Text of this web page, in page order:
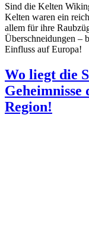
Sind die Kelten
Kelten waren ein
allem für ihre
Überschneidungen –
Einfluss auf Europa!
Wo liegt die
Geheimnisse
Region!